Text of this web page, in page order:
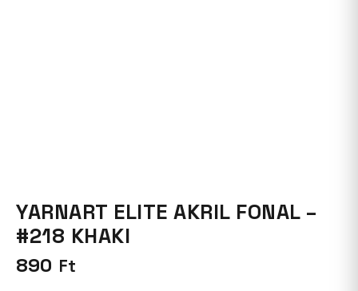
YARNART ELITE AKRIL FONAL –
#218 KHAKI
890 Ft